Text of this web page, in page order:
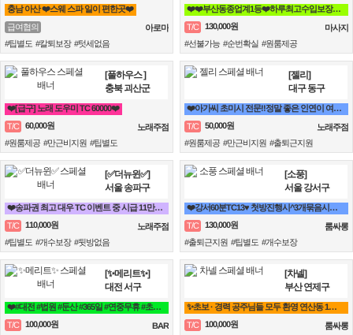
충남 아산 ❤️스웨 스파 일이 편한곳❤️
급여협의
아로마
#팁별도 #칼퇴보장 #텃세없음
❤️❤️부산동종업계1등❤️하루최고수입보장❤️❤️
T/C
130,000원
마사지
#선불가능 #순번확실 #원룸제공
[풀하우스 ]
충북 괴산군
❤️[급구] 노래 도우미 TC 60000❤️
T/C
60,000원
노래주점
#원룸제공 #만근비지원 #팁별도
[젤리]
대구 동구
❤️아가씨 초미시 전문!!정말 좋은 인연이 여기 있어용!!❤️
T/C
50,000원
노래주점
#원룸제공 #만근비지원 #출퇴근지원
[✅더뉴윈✅]
서울 송파구
❤️송파권 최고 대우 TC 이벤트 중 시급 11만원❤️
T/C
110,000원
노래주점
#팁별도 #개수보장 #뒷방없음
[소풍]
서울 강서구
❤️강서60분TC13♥ 첫방진행시^3개묶음시작❤️
T/C
130,000원
룸싸롱
#출퇴근지원 #팁별도 #개수보장
[✨메리트✨]
대전 서구
❤️#대전 #법원 #둔산 #365일 #연중무휴 #초보자환영 #당일지급 #텃세❤️
T/C
100,000원
BAR
[차넬]
부산 연제구
✨초보 · 경력 공주님들 모두 환영 연산동 1등업소✨
T/C
100,000원
룸싸롱